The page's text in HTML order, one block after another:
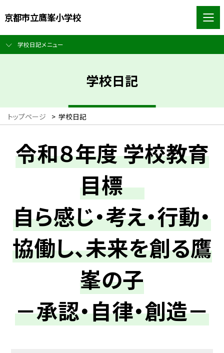
京都市立鷹峯小学校
学校日記メニュー
学校日記
トップページ > 学校日記
令和８年度 学校教育
目標
自ら感じ・考え・行動・
協働し、未来を創る鷹
峯の子
－承認・自律・創造－